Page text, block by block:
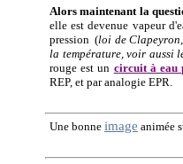
Alors maintenant la
elle est devenue vapeur
pression (loi de
la température, voir aussi
rouge est un circuit à eau
REP, et par analogie EPR.
Une bonneimage animée